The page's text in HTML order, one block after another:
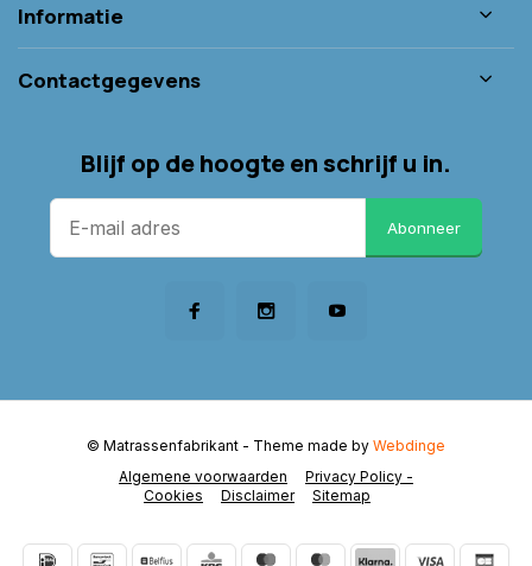
Informatie
Contactgegevens
Blijf op de hoogte en schrijf u in.
Abonneer
Algemene voorwaarden
Privacy Policy -
Cookies
Disclaimer Sitemap
© Matrassenfabrikant - Theme made by Webdinge